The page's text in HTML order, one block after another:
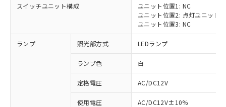
スイッチユニット構成
ユニット位置1: NC
ユニット位置2: 点灯ユニット
ユニット位置3: NC
ランプ 照光部方式 LEDランプ
ランプ色 白
定格電圧 AC/DC12V
使用電圧 AC/DC12V±10%